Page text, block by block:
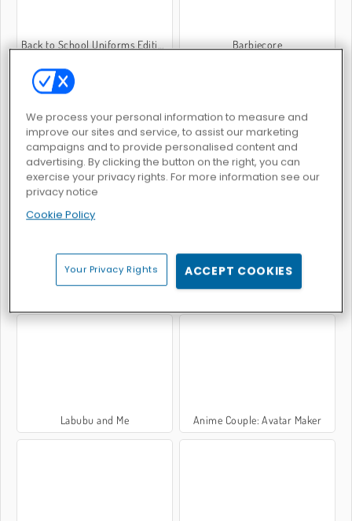
Back to School Uniforms Edition Barbiecore
Glamour Beach Life Schuhdesignerin
Labubu and Me Anime Couple: Avatar Maker
We process your personal information to measure and
improve our sites and service, to assist our marketing
campaigns and to provide personalised content and
advertising. By clicking the button on the right, you can
exercise your privacy rights. For more information see our
privacy notice
Cookie Policy
Your Privacy Rights ACCEPT COOKIES